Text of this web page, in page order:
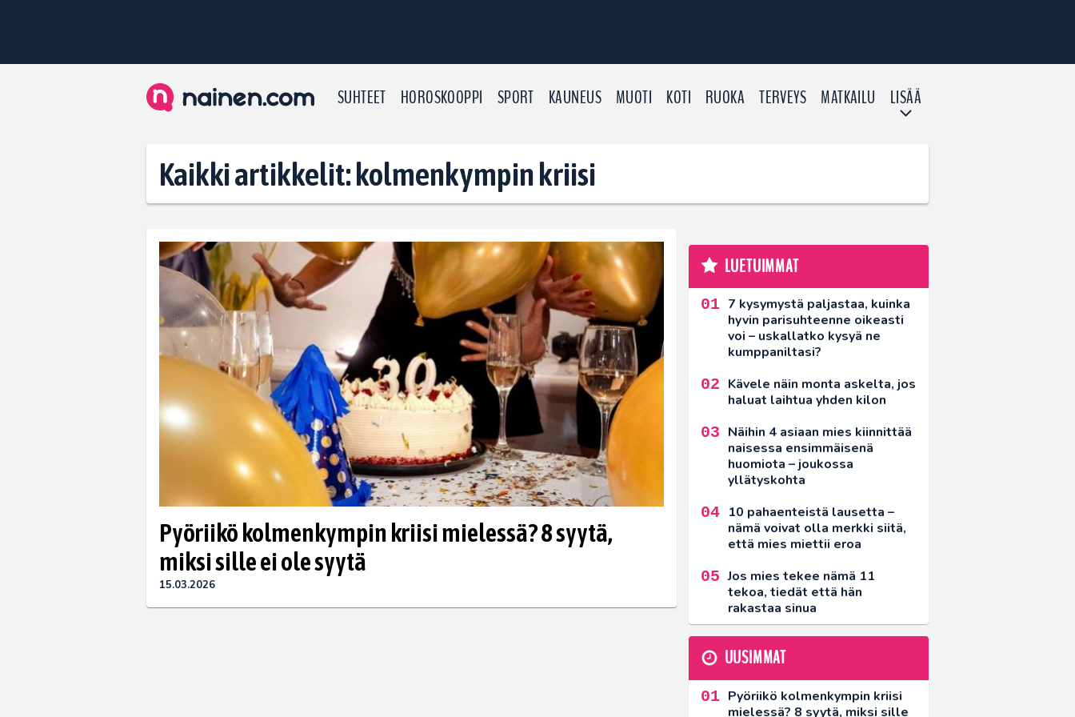
SUHTEET HOROSKOOPPI SPORT KAUNEUS MUOTI KOTI RUOKA TERVEYS MATKAILU LISÄÄ
Kaikki artikkelit: kolmenkympin kriisi
Pyöriikö kolmenkympin kriisi mielessä? 8 syytä,
miksi sille ei ole syytä
15.03.2026
LUETUIMMAT
7 kysymystä paljastaa, kuinka
hyvin parisuhteenne oikeasti
voi – uskallatko kysyä ne
kumppaniltasi?
Kävele näin monta askelta, jos
haluat laihtua yhden kilon
Näihin 4 asiaan mies kiinnittää
naisessa ensimmäisenä
huomiota – joukossa
yllätyskohta
10 pahaenteistä lausetta –
nämä voivat olla merkki siitä,
että mies miettii eroa
Jos mies tekee nämä 11
tekoa, tiedät että hän
rakastaa sinua
UUSIMMAT
Pyöriikö kolmenkympin kriisi
mielessä? 8 syytä, miksi sille